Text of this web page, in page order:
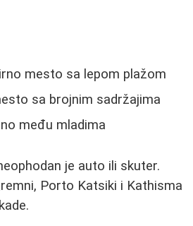
mesto sa lepom plažom
sa brojnim sadržajima
među mladima
je auto ili skuter.
Porto Katsiki i Kathisma